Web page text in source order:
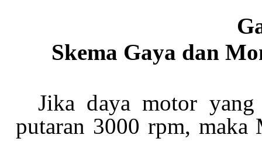
Skema Gaya dan
Jika daya motor
putaran 3000 rpm,